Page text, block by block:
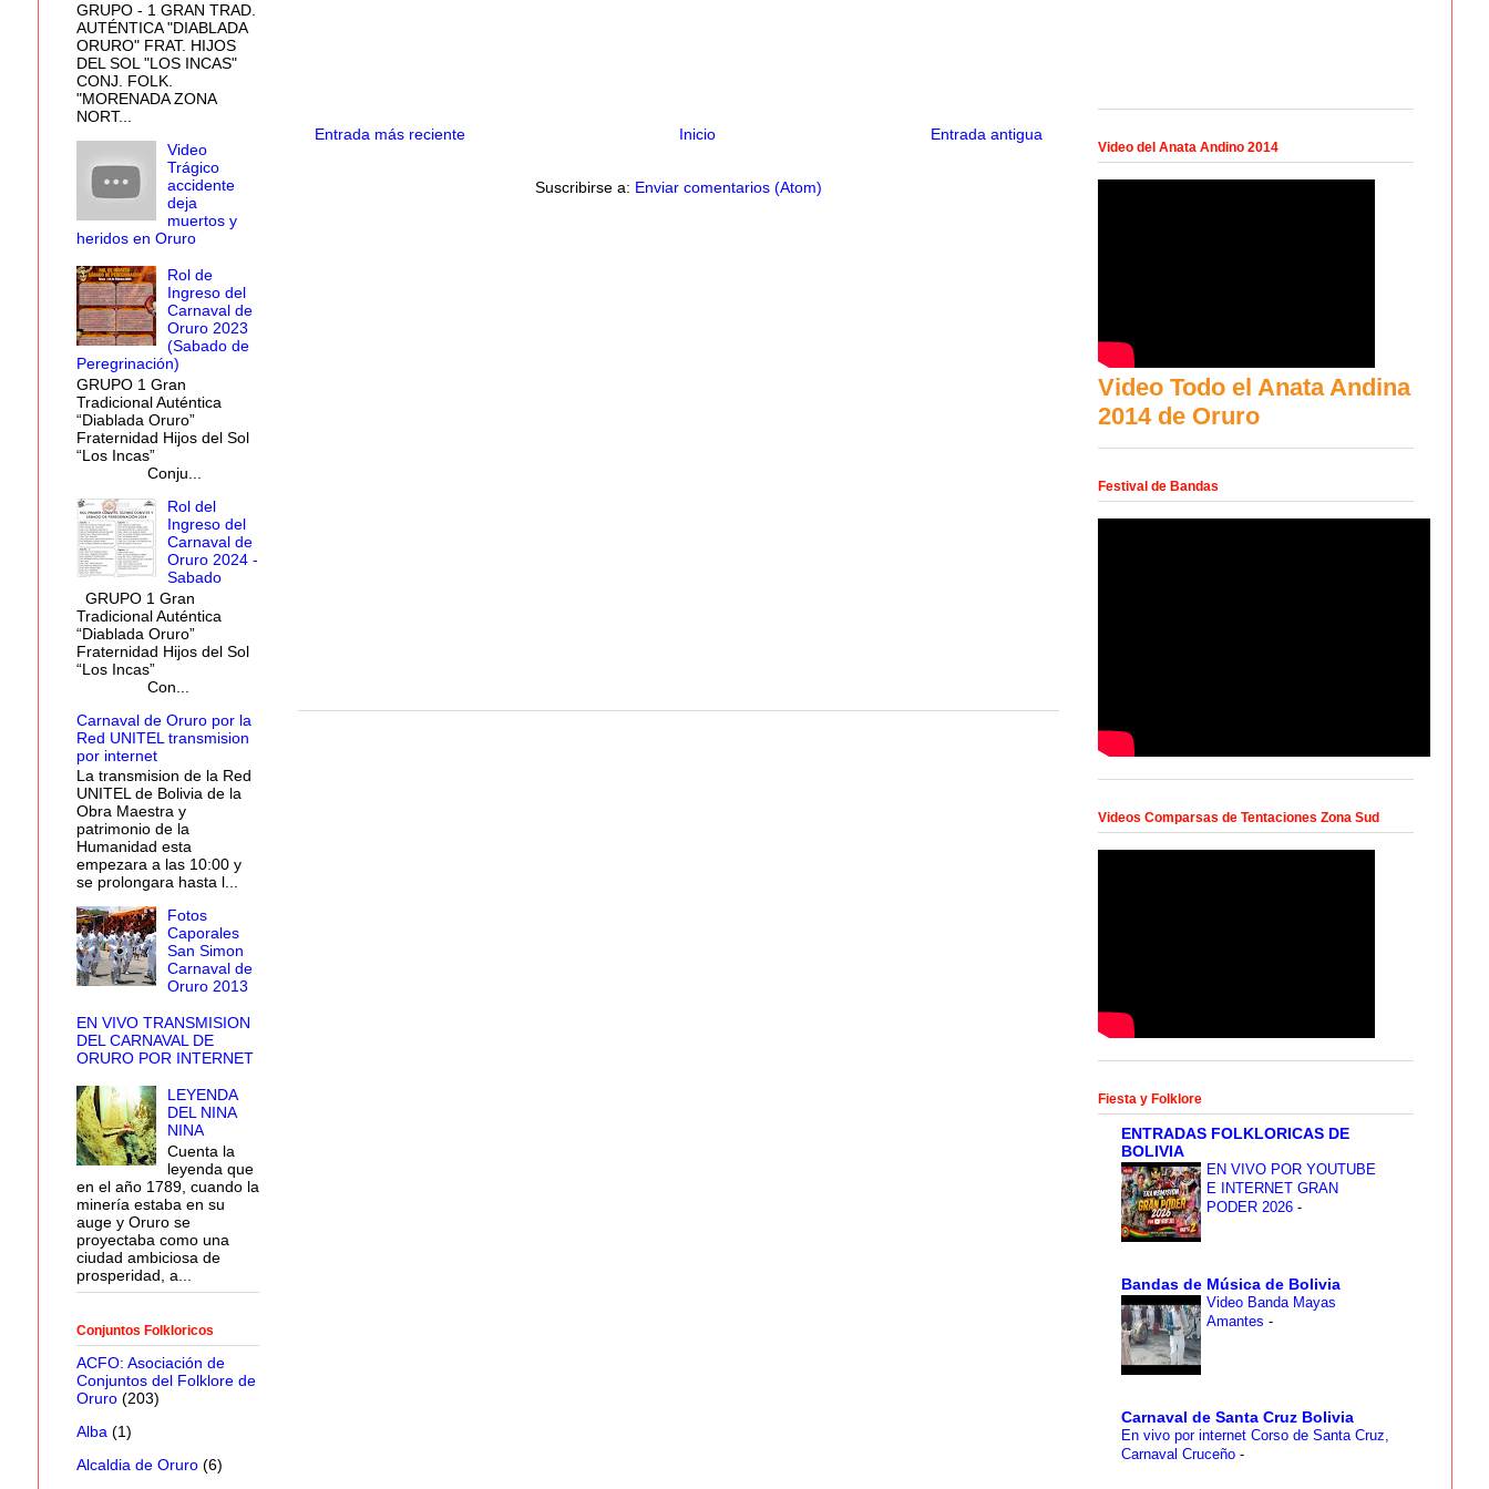
Entrada más reciente Entrada antigua
Inicio
Suscribirse a: Enviar comentarios (Atom)
GRUPO - 1 GRAN TRAD.
AUTÉNTICA "DIABLADA
ORURO" FRAT. HIJOS
DEL SOL "LOS INCAS"
CONJ. FOLK.
"MORENADA ZONA
NORT...
Video
Trágico
accidente
deja
muertos y
heridos en Oruro
Rol de
Ingreso del
Carnaval de
Oruro 2023
(Sabado de
Peregrinación)
GRUPO 1 Gran
Tradicional Auténtica
“Diablada Oruro”
Fraternidad Hijos del Sol
“Los Incas”
Conju...
Rol del
Ingreso del
Carnaval de
Oruro 2024 -
Sabado
GRUPO 1 Gran
Tradicional Auténtica
“Diablada Oruro”
Fraternidad Hijos del Sol
“Los Incas”
Con...
Carnaval de Oruro por la
Red UNITEL transmision
por internet
La transmision de la Red
UNITEL de Bolivia de la
Obra Maestra y
patrimonio de la
Humanidad esta
empezara a las 10:00 y
se prolongara hasta l...
Fotos
Caporales
San Simon
Carnaval de
Oruro 2013
EN VIVO TRANSMISION
DEL CARNAVAL DE
ORURO POR INTERNET
LEYENDA
DEL NINA
NINA
Cuenta la
leyenda que
en el año 1789, cuando la
minería estaba en su
auge y Oruro se
proyectaba como una
ciudad ambiciosa de
prosperidad, a...
Conjuntos Folkloricos
ACFO: Asociación de
Conjuntos del Folklore de
Oruro (203)
Alba (1)
Alcaldia de Oruro (6)
Video del Anata Andino 2014
Video Todo el Anata Andina
2014 de Oruro
Festival de Bandas
Videos Comparsas de Tentaciones Zona Sud
Fiesta y Folklore
ENTRADAS FOLKLORICAS DE
BOLIVIA
EN VIVO POR YOUTUBE
E INTERNET GRAN
PODER 2026 -
Bandas de Música de Bolivia
Video Banda Mayas
Amantes -
Carnaval de Santa Cruz Bolivia
En vivo por internet Corso de Santa Cruz,
Carnaval Cruceño -